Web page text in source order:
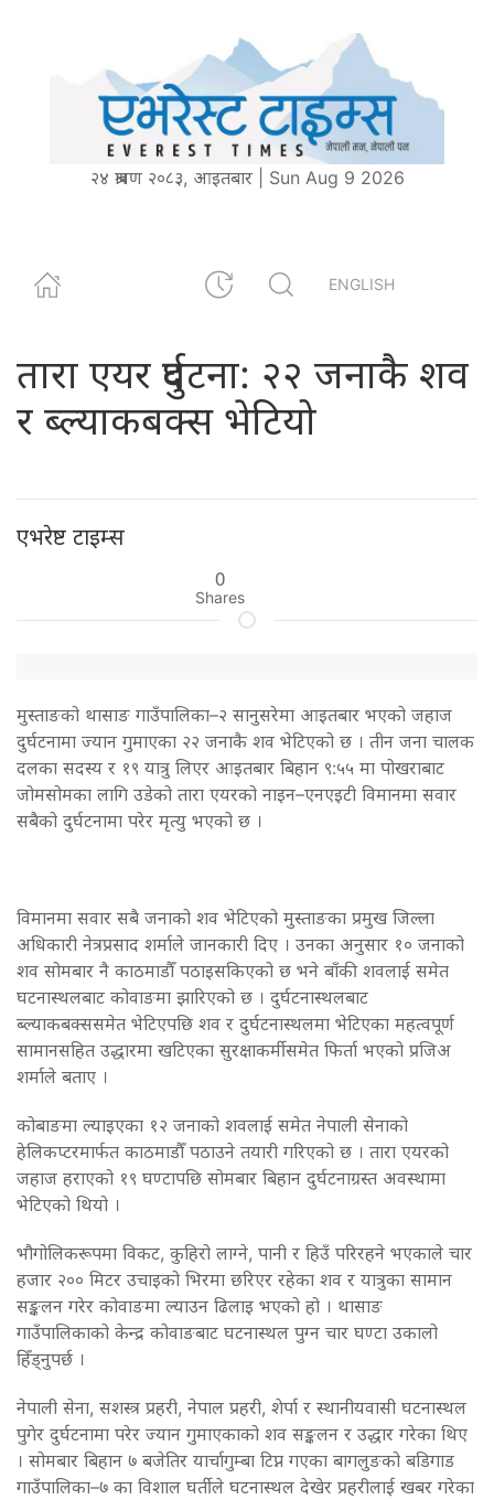
२४ श्रावण २०८३, आइतबार | Sun Aug 9 2026
ENGLISH
तारा एयर दुर्घटना: २२ जनाकै शव
र ब्ल्याकबक्स भेटियो
एभरेष्ट टाइम्स
0
Shares
मुस्ताङको थासाङ गाउँपालिका–२ सानुसरेमा आइतबार भएको जहाज
दुर्घटनामा ज्यान गुमाएका २२ जनाकै शव भेटिएको छ । तीन जना चालक
दलका सदस्य र १९ यात्रु लिएर आइतबार बिहान ९:५५ मा पोखराबाट
जोमसोमका लागि उडेको तारा एयरको नाइन–एनएइटी विमानमा सवार
सबैको दुर्घटनामा परेर मृत्यु भएको छ ।
विमानमा सवार सबै जनाको शव भेटिएको मुस्ताङका प्रमुख जिल्ला
अधिकारी नेत्रप्रसाद शर्माले जानकारी दिए । उनका अनुसार १० जनाको
शव सोमबार नै काठमाडौँ पठाइसकिएको छ भने बाँकी शवलाई समेत
घटनास्थलबाट कोवाङमा झारिएको छ । दुर्घटनास्थलबाट
ब्ल्याकबक्ससमेत भेटिएपछि शव र दुर्घटनास्थलमा भेटिएका महत्वपूर्ण
सामानसहित उद्धारमा खटिएका सुरक्षाकर्मीसमेत फिर्ता भएको प्रजिअ
शर्माले बताए ।
कोबाङमा ल्याइएका १२ जनाको शवलाई समेत नेपाली सेनाको
हेलिकप्टरमार्फत काठमाडौँ पठाउने तयारी गरिएको छ । तारा एयरको
जहाज हराएको १९ घण्टापछि सोमबार बिहान दुर्घटनाग्रस्त अवस्थामा
भेटिएको थियो ।
भौगोलिकरूपमा विकट, कुहिरो लाग्ने, पानी र हिउँ परिरहने भएकाले चार
हजार २०० मिटर उचाइको भिरमा छरिएर रहेका शव र यात्रुका सामान
सङ्कलन गरेर कोवाङमा ल्याउन ढिलाइ भएको हो । थासाङ
गाउँपालिकाको केन्द्र कोवाङबाट घटनास्थल पुग्न चार घण्टा उकालो
हिँड्नुपर्छ ।
नेपाली सेना, सशस्त्र प्रहरी, नेपाल प्रहरी, शेर्पा र स्थानीयवासी घटनास्थल
पुगेर दुर्घटनामा परेर ज्यान गुमाएकाको शव सङ्कलन र उद्धार गरेका थिए
। सोमबार बिहान ७ बजेतिर यार्चागुम्बा टिप्न गएका बागलुङको बडिगाड
गाउँपालिका–७ का विशाल घर्तीले घटनास्थल देखेर प्रहरीलाई खबर गरेका